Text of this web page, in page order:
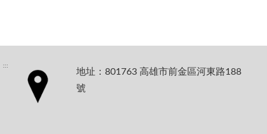
:::
地址：801763 高雄市前金區河東路188
號